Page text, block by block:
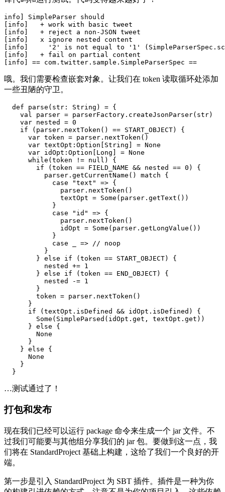
info] SimpleParser should
[info]   + work with basic tweet
[info]   + reject a non-JSON tweet
[info]   x ignore nested content
[info]     '2' is not equal to '1'
[info]   + fail on partial content
哦。我们需要检查嵌套对象。让我们在 token 读取循环处添加
一些丑陋的守卫。
  def parse(str: String) = {
    val parser = parserFactory.createJsonParser(str)
    var nested = 0
    if (parser.nextToken() == START_OBJECT) {
      var token = parser.nextToken()
      var textOpt:Option[String] = None
      var idOpt:Option[Long] = None
      while(token != null) {
        if (token == FIELD_NAME && nested == 0) {
          parser.getCurrentName() match {
            case "text" => {
              parser.nextToken()
              textOpt = Some(parser.getText())
            }
            case "id" => {
              parser.nextToken()
              idOpt = Some(parser.getLongValue())
            }
            case _ => // noop
          }
        } else if (token == START_OBJECT) {
          nested += 1
        } else if (token == END_OBJECT) {
          nested -= 1
        }
        token = parser.nextToken()
      }
      if (textOpt.isDefined && idOpt.isDefined) {
        Some(SimpleParsed(idOpt.get, textOpt.get))
      } else {
        None
      }
    } else {
      None
    }
…测试通过了！
打包和发布
现在我们已经可以运行 package 命令来生成一个 jar 文件。不
过我们可能要与其他组分享我们的 jar 包。要做到这一点，我
们将在 StandardProject 基础上构建，这给了我们一个良好的开
端。
第一步是引入 StandardProject 为 SBT 插件。插件是一种为你